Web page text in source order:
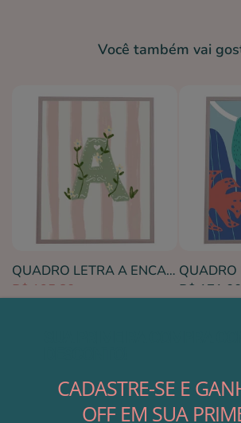
Você também vai
QUADRO LETRA A ENCANTO AMEISE - MOLDURAR
R$ 195,80
R$ 171,00
Ajuda e Suporte